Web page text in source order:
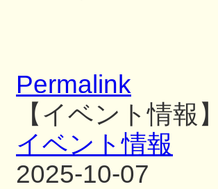
Permalink
【イベント情
イベント情報
2025-10-07